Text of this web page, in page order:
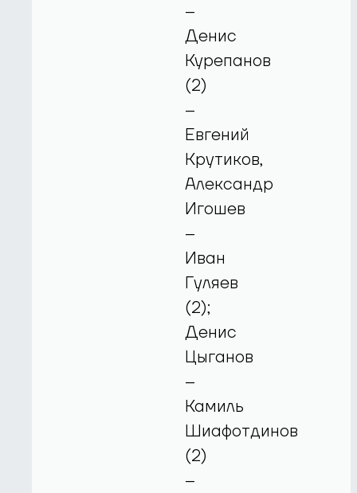
–
Денис
Курепанов
(2)
–
Евгений
Крутиков,
Александр
Игошев
–
Иван
Гуляев
(2);
Денис
Цыганов
–
Камиль
Шиафотдинов
(2)
–